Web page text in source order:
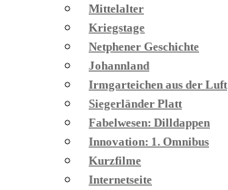
Mittelalter
Kriegstage
Netphener Geschichte
Johannland
Irmgarteichen aus der Luft
Siegerländer Platt
Fabelwesen: Dilldappen
Innovation: 1. Omnibus
Kurzfilme
Internetseite